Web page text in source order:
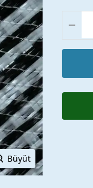
Büyüt